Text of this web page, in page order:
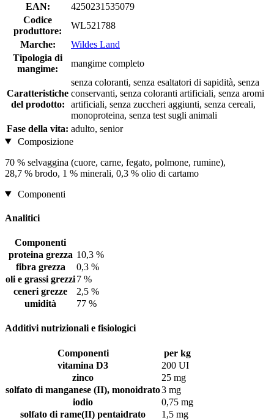
EAN:
4250231535079
Codice
produttore:
WL521788
Marche:
Wildes Land
Tipologia di
mangime:
mangime completo
Caratteristiche
del prodotto:
senza coloranti, senza esaltatori di sapidità, senza
conservanti, senza coloranti artificiali, senza aromi
artificiali, senza zuccheri aggiunti, senza cereali,
monoproteina, senza test sugli animali
Fase della vita: adulto, senior
Composizione
70 % selvaggina (cuore, carne, fegato, polmone, rumine),
28,7 % brodo, 1 % minerali, 0,3 % olio di cartamo
Componenti
Analitici
Componenti
proteina grezza 10,3 %
fibra grezza
0,3 %
oli e grassi grezzi7 %
ceneri grezze
2,5 %
umidità
77 %
Additivi nutrizionali e fisiologici
Componenti
per kg
vitamina D3
200 UI
zinco
25 mg
solfato di manganese (II), monoidrato3 mg
iodio
0,75 mg
solfato di rame(II) pentaidrato
1,5 mg